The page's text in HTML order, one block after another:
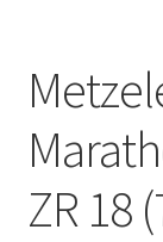
ZR 18